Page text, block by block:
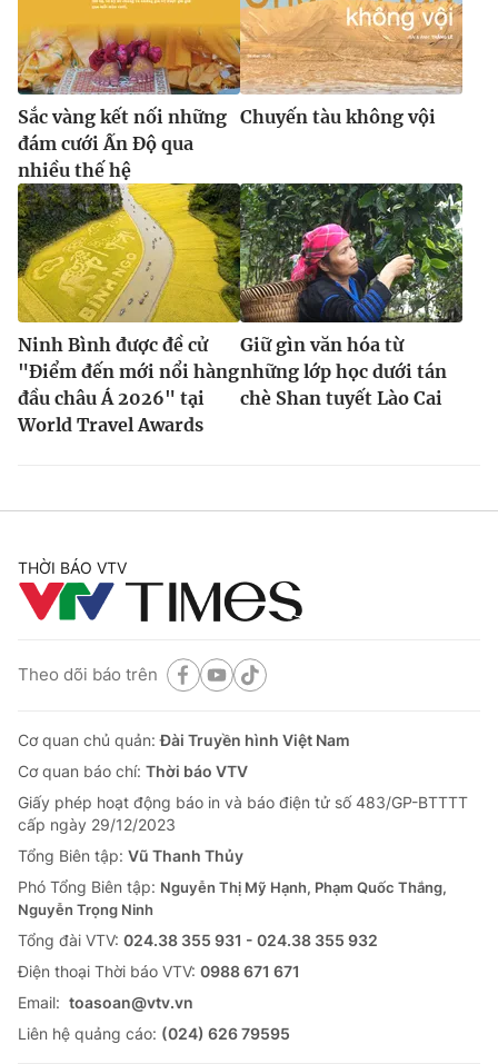
Sắc vàng kết nối những
đám cưới Ấn Độ qua
nhiều thế hệ
Chuyến tàu không vội
Ninh Bình được đề cử
"Điểm đến mới nổi hàng
đầu châu Á 2026" tại
World Travel Awards
Giữ gìn văn hóa từ
những lớp học dưới tán
chè Shan tuyết Lào Cai
THỜI BÁO VTV
Theo dõi báo trên
Cơ quan chủ quản:Đài Truyền hình Việt Nam
Cơ quan báo chí: Thời báo VTV
Giấy phép hoạt động báo in và báo điện tử số 483/GP-BTTTT
cấp ngày 29/12/2023
Tổng Biên tập: Vũ Thanh Thủy
Phó Tổng Biên tập: Nguyễn Thị Mỹ Hạnh, Phạm Quốc Thắng,
Nguyễn Trọng Ninh
Tổng đài VTV: 024.38 355 931 - 024.38 355 932
Ðiện thoại Thời báo VTV: 0988 671 671
Email: toasoan@vtv.vn
Liên hệ quảng cáo: (024) 626 79595